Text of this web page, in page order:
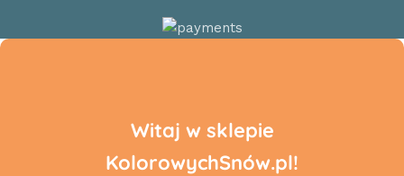
Witaj w sklepie
KolorowychSnów.pl!